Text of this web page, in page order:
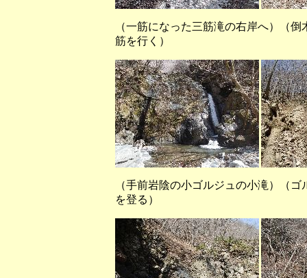
（一筋になった三筋滝の右岸へ）（
筋を行く）
（手前岩陰の小ゴルジュの小滝）（
を登る）